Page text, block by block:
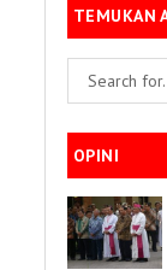
TEMUKAN
OPINI